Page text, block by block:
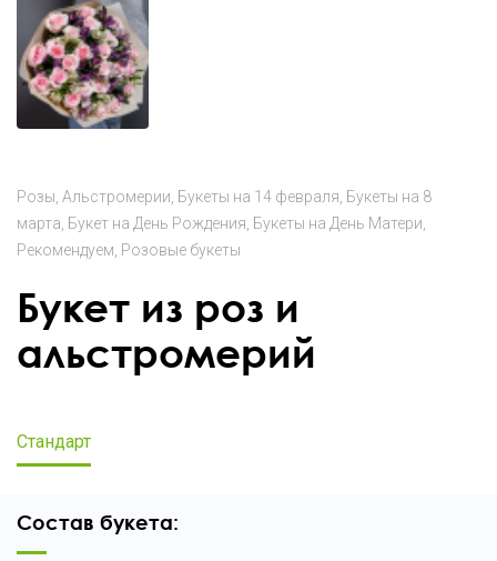
Розы Альстромерии Букеты на 14 февраля Букеты на 8
марта Букет на День Рождения Букеты на День Матери
Рекомендуем Розовые букеты
Букет из роз и
альстромерий
Стандарт
Состав букета: